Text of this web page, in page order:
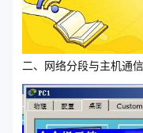
二、网络分段与主机通